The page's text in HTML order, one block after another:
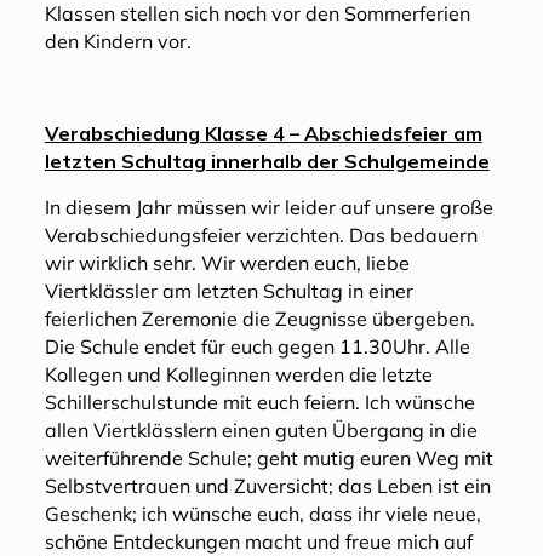
Klassen stellen sich noch vor den Sommerferien
den Kindern vor.
Verabschiedung Klasse 4 – Abschiedsfeier am
letzten Schultag innerhalb der Schulgemeinde
In diesem Jahr müssen wir leider auf unsere große
Verabschiedungsfeier verzichten. Das bedauern
wir wirklich sehr. Wir werden euch, liebe
Viertklässler am letzten Schultag in einer
feierlichen Zeremonie die Zeugnisse übergeben.
Die Schule endet für euch gegen 11.30Uhr. Alle
Kollegen und Kolleginnen werden die letzte
Schillerschulstunde mit euch feiern. Ich wünsche
allen Viertklässlern einen guten Übergang in die
weiterführende Schule; geht mutig euren Weg mit
Selbstvertrauen und Zuversicht; das Leben ist ein
Geschenk; ich wünsche euch, dass ihr viele neue,
schöne Entdeckungen macht und freue mich auf